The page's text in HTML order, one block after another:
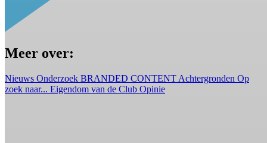
Meer over:
Nieuws Onderzoek BRANDED CONTENT Achtergronden Op
zoek naar... Eigendom van de Club Opinie